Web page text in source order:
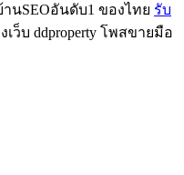
นSEOอันดับ1 ของไทย รับ
ว็บ ddproperty โพสขายมือ